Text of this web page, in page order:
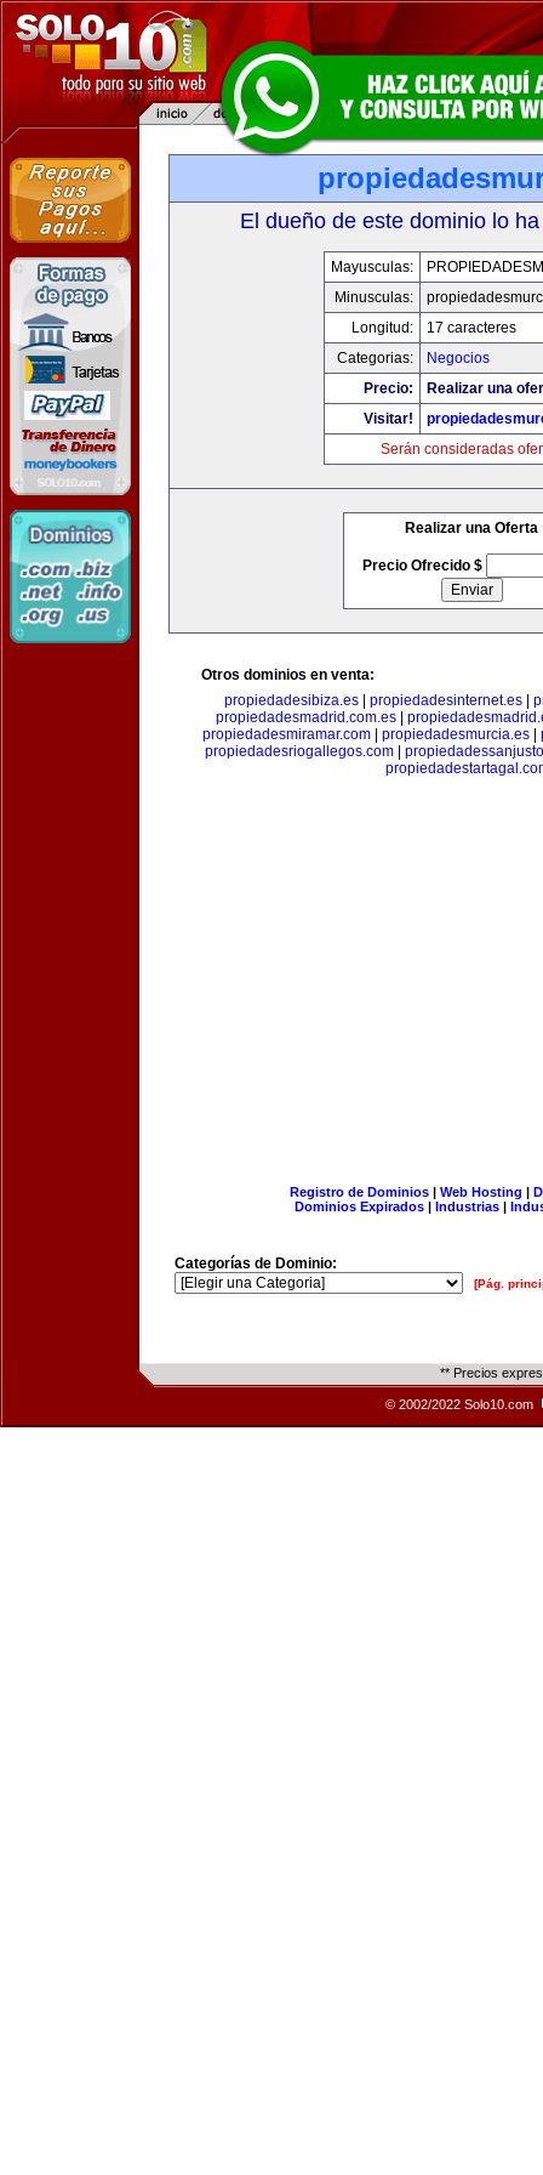
El dueño de este dominio lo
Mayusculas:
Minusculas:
Longitud:
17 caracteres
Categorias:
Negocios
Precio:
Realizar una
Visitar!
Serán consideradas
Realizar una Oferta
Precio Ofrecido $
Otros dominios en venta:
propiedadesibiza.es
propiedadesinternet.es
propiedadesmadrid.com.es
propiedadesmiramar.com
propiedadesmurcia.es
propiedadesriogallegos.com|
Registro de Dominios| Web Hosting |
Dominios Expirados | Industrias |
Categorías de Dominio:
[Pág.
** Precios
© 2002/2022 Solo10.com